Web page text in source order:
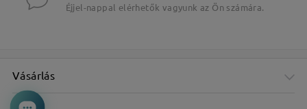
Éjjel-nappal elérhetők vagyunk az Ön számára.
Vásárlás